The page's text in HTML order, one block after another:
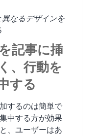
なるデザインを
記事に挿
、行動を
する
するのは簡単で
中する方が効果
、ユーザーはあ